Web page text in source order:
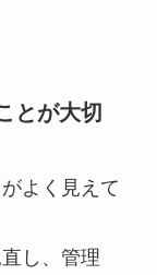
とが大切
よく見えて
し、管理